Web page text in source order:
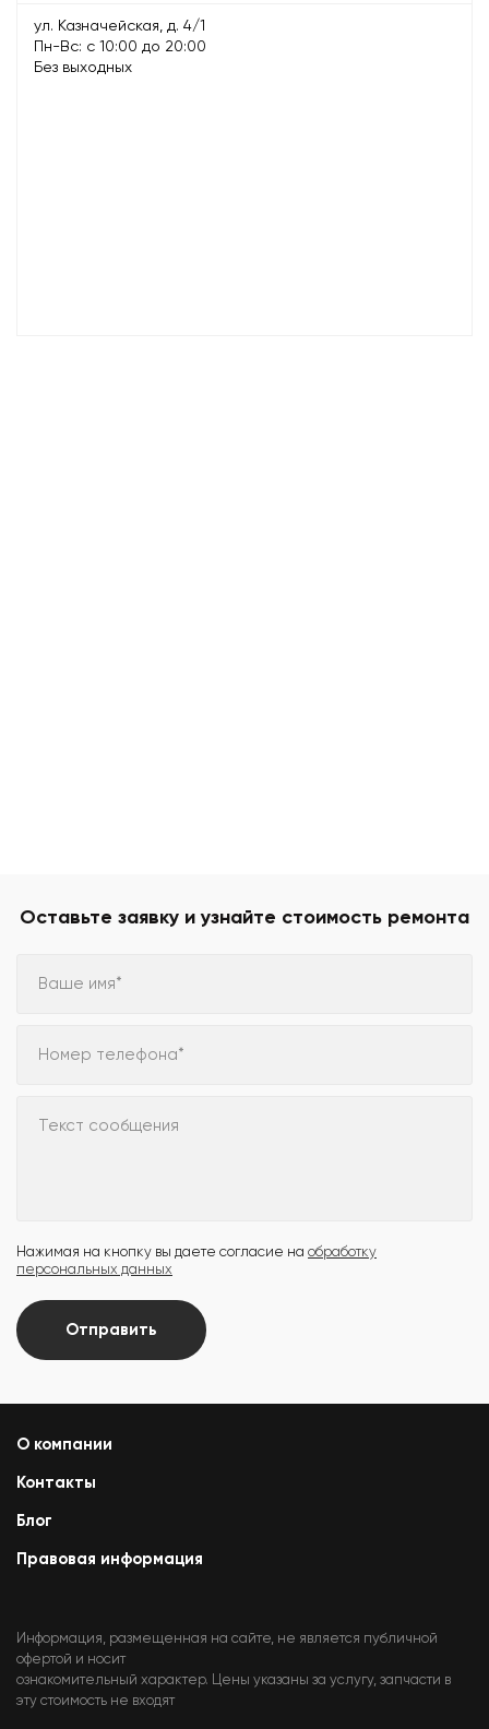
ул. Казначейская, д. 4/1
Пн-Вс: с 10:00 до 20:00
Без выходных
Оставьте заявку и узнайте стоимость ремонта
Ваше имя*
Номер телефона*
Текст сообщения
Нажимая на кнопку вы даете согласие на обработку
персональных данных
Отправить
О компании
Контакты
Блог
Правовая информация
Информация, размещенная на сайте, не является публичной
офертой и носит
ознакомительный характер. Цены указаны за услугу, запчасти в
эту стоимость не входят